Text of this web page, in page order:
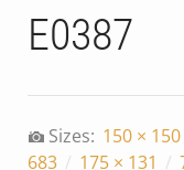
E0387
Sizes: 150 × 150
683 / 175 × 131 /